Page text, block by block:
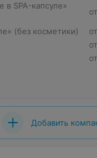
SPA-капсуле»
(без косметики)
Добавить